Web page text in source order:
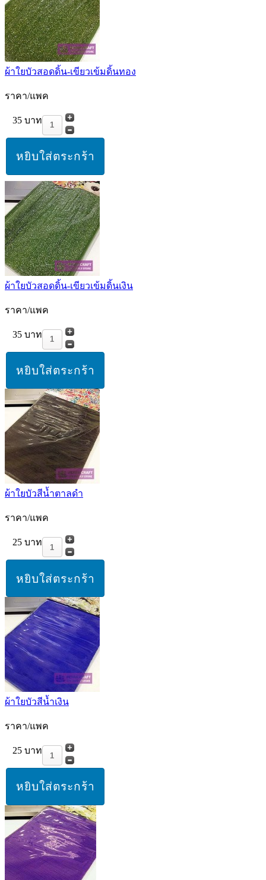
ผ้าใยบัวสอดดิ้น-เขียวเข้มดิ้นทอง
ราคา/แพค
35 บาท
ผ้าใยบัวสอดดิ้น-เขียวเข้มดิ้นเงิน
ราคา/แพค
35 บาท
ผ้าใยบัวสีน้ำตาลดำ
ราคา/แพค
25 บาท
ผ้าใยบัวสีน้ำเงิน
ราคา/แพค
25 บาท